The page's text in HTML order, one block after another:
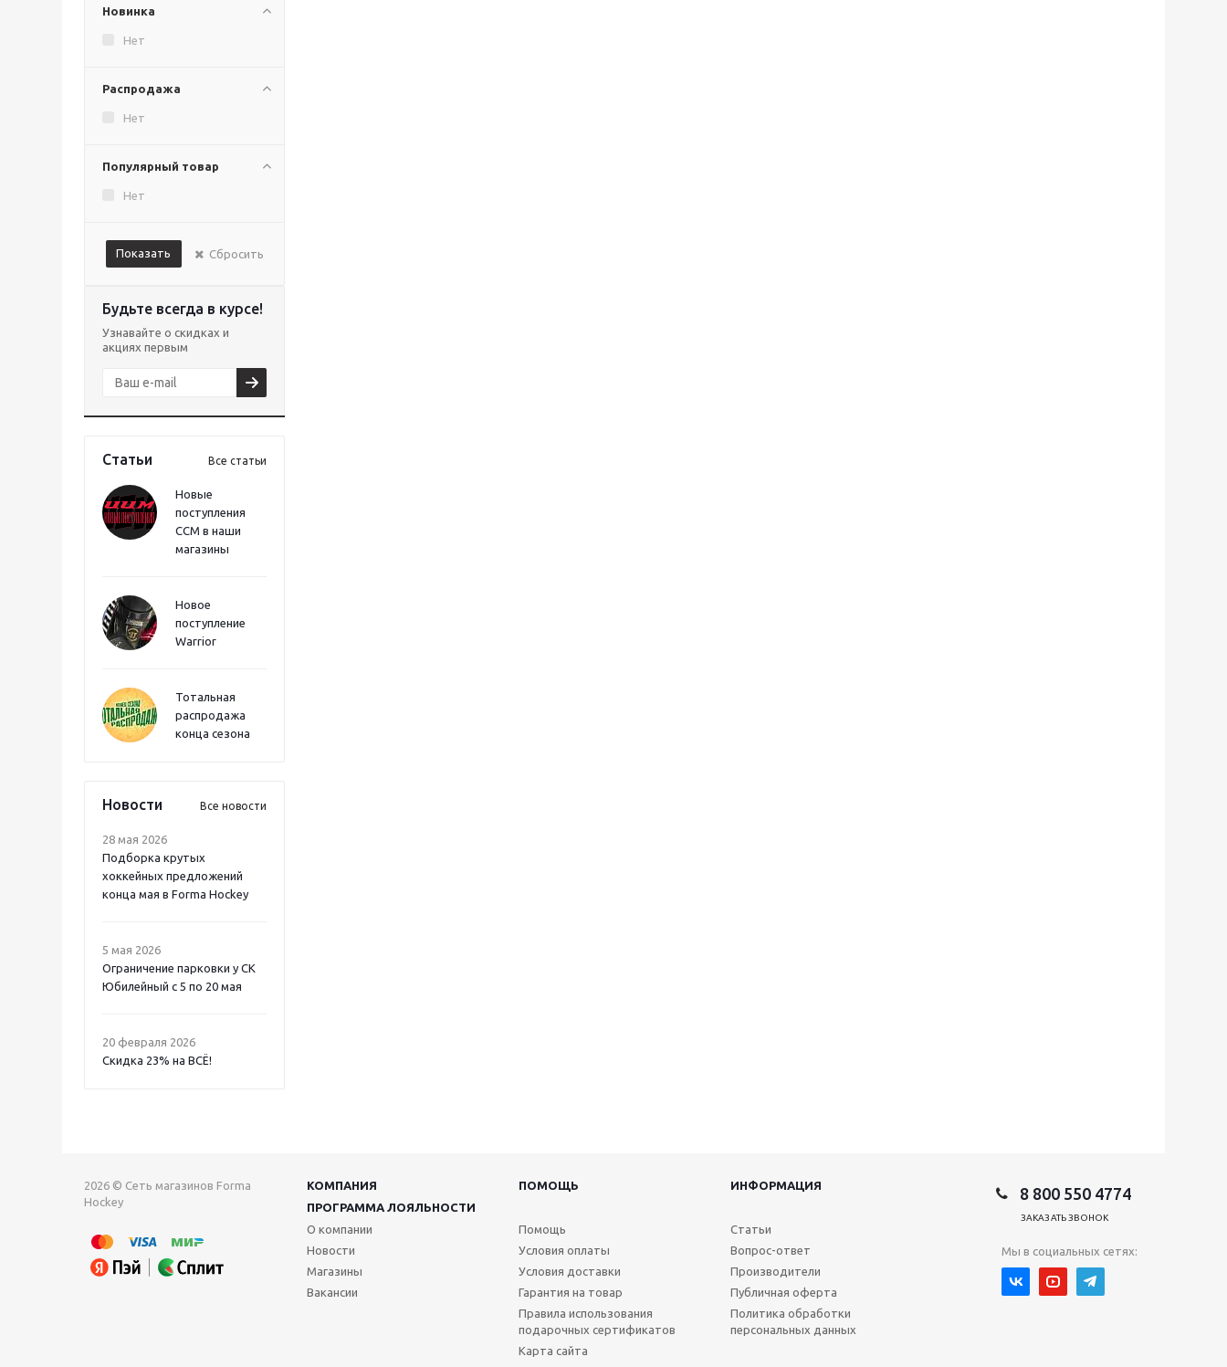
Новинка
Нет
Распродажа
Нет
Популярный товар
Нет
Показать Сбросить
Будьте всегда в курсе!
Узнавайте о скидках и
акциях первым
Статьи Все статьи
Новые
поступления
CCM в наши
магазины
Новое
поступление
Warrior
Тотальная
распродажа
конца сезона
Новости Все новости
28 мая 2026
Подборка крутых
хоккейных предложений
конца мая в Forma Hockey
5 мая 2026
Ограничение парковки у СК
Юбилейный с 5 по 20 мая
20 февраля 2026
Скидка 23% на ВСË!
2026 © Сеть магазинов Forma
Hockey
КОМПАНИЯ ПОМОЩЬ
ИНФОРМАЦИЯ
ПРОГРАММА ЛОЯЛЬНОСТИ
О компании
Новости
Магазины
Вакансии
Помощь
Условия оплаты
Условия доставки
Гарантия на товар
Правила использования
подарочных сертификатов
Карта сайта
Статьи
Вопрос-ответ
Производители
Публичная оферта
Политика обработки
персональных данных
8 800 550 4774
ЗАКАЗАТЬ ЗВОНОК
Мы в социальных сетях: